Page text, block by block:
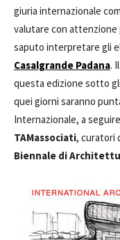
giuria internazionale
valutare con
saputo interpretare gli
Casalgrande Padana.
questa edizione sotto
quei giorni saranno
Internazionale, a
TAMassociati, curatori
Biennale di